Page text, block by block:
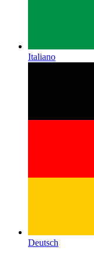
Italiano
Deutsch